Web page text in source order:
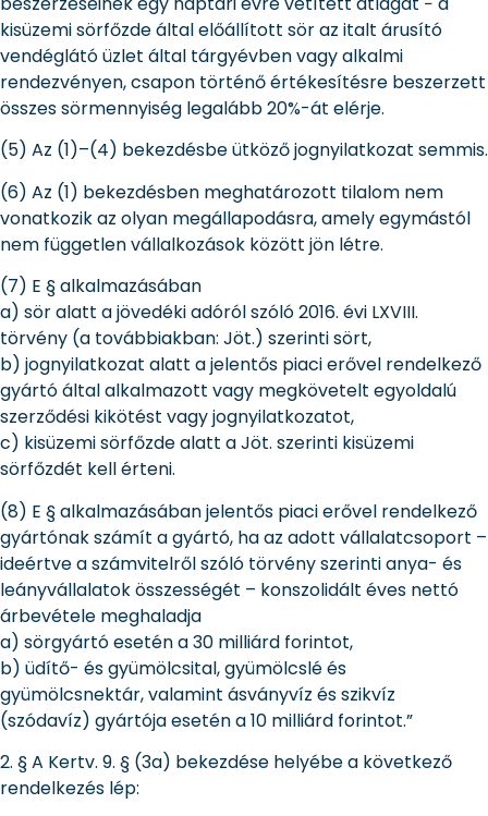
kisüzemi sörfőzde által előállított sör az italt árusító
vendéglátó üzlet által tárgyévben vagy alkalmi
rendezvényen, csapon történő értékesítésre beszerzett
összes sörmennyiség legalább 20%-át elérje.
(5) Az (1)–(4) bekezdésbe ütköző jognyilatkozat semmis.
(6) Az (1) bekezdésben meghatározott tilalom nem
vonatkozik az olyan megállapodásra, amely egymástól
nem független vállalkozások között jön létre.
(7) E § alkalmazásában
a) sör alatt a jövedéki adóról szóló 2016. évi LXVIII.
törvény (a továbbiakban: Jöt.) szerinti sört,
b) jognyilatkozat alatt a jelentős piaci erővel rendelkező
gyártó által alkalmazott vagy megkövetelt egyoldalú
szerződési kikötést vagy jognyilatkozatot,
c) kisüzemi sörfőzde alatt a Jöt. szerinti kisüzemi
sörfőzdét kell érteni.
(8) E § alkalmazásában jelentős piaci erővel rendelkező
gyártónak számít a gyártó, ha az adott vállalatcsoport –
ideértve a számvitelről szóló törvény szerinti anya- és
leányvállalatok összességét – konszolidált éves nettó
árbevétele meghaladja
a) sörgyártó esetén a 30 milliárd forintot,
b) üdítő- és gyümölcsital, gyümölcslé és
gyümölcsnektár, valamint ásványvíz és szikvíz
(szódavíz) gyártója esetén a 10 milliárd forintot.”
2. § A Kertv. 9. § (3a) bekezdése helyébe a következő
rendelkezés lép: